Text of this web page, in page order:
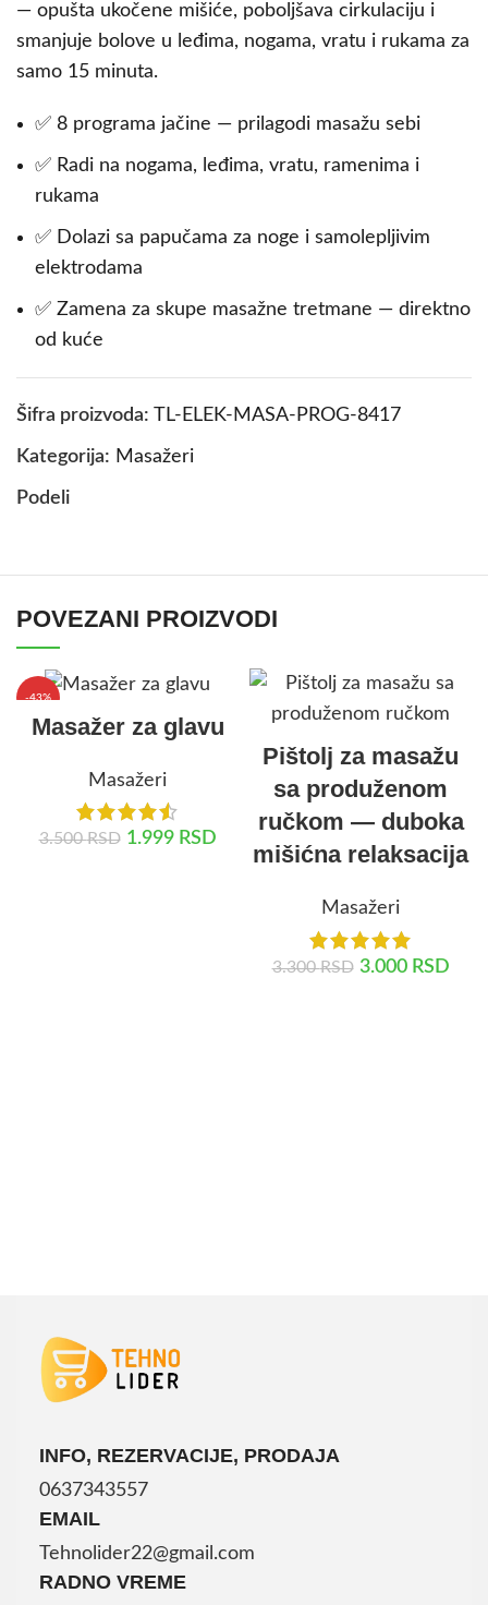
— opušta ukočene mišiće, poboljšava cirkulaciju i
smanjuje bolove u leđima, nogama, vratu i rukama za
samo 15 minuta.
✅ 8 programa jačine — prilagodi masažu sebi
✅ Radi na nogama, leđima, vratu, ramenima i
rukama
✅ Dolazi sa papučama za noge i samolepljivim
elektrodama
✅ Zamena za skupe masažne tretmane — direktno
od kuće
Šifra proizvoda: TL-ELEK-MASA-PROG-8417
Kategorija: Masažeri
Podeli
POVEZANI PROIZVODI
-43%
Masažer za glavu
Masažeri
3.500RSD 1.999 RSD
Pištolj za masažu
sa produženom
ručkom — duboka
mišićna relaksacija
Masažeri
3.300RSD 3.000 RSD
INFO, REZERVACIJE, PRODAJA
0637343557
EMAIL
Tehnolider22@gmail.com
RADNO VREME